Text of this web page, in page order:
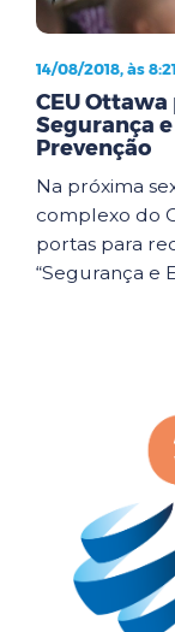
14/08/2018, às 8:21
CEU
Segurança
Prevenção
Na próxima
complexo do
portas para
“Segurança e